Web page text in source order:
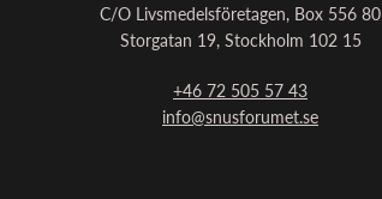
C/O Livsmedelsföretagen, Box 556 80
Storgatan 19, Stockholm 102 15
+46 72 505 57 43
info@snusforumet.se